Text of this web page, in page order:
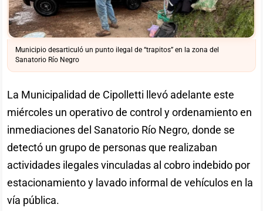
Municipio desarticuló un punto ilegal de “trapitos” en la zona del
Sanatorio Río Negro
La Municipalidad de Cipolletti llevó adelante este
miércoles un operativo de control y ordenamiento en
inmediaciones del Sanatorio Río Negro, donde se
detectó un grupo de personas que realizaban
actividades ilegales vinculadas al cobro indebido por
estacionamiento y lavado informal de vehículos en la
vía pública.